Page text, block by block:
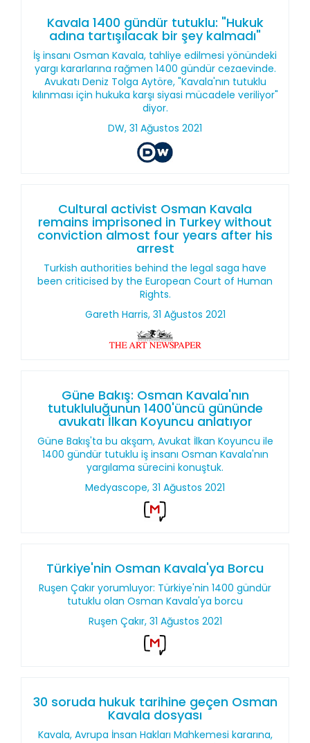
Kavala 1400 gündür tutuklu: "Hukuk
adına tartışılacak bir şey kalmadı"
İş insanı Osman Kavala, tahliye edilmesi yönündeki
yargı kararlarına rağmen 1400 gündür cezaevinde.
Avukatı Deniz Tolga Aytöre, "Kavala'nın tutuklu
kılınması için hukuka karşı siyasi mücadele veriliyor"
diyor.
DW, 31 Ağustos 2021
Cultural activist Osman Kavala
remains imprisoned in Turkey without
conviction almost four years after his
arrest
Turkish authorities behind the legal saga have
been criticised by the European Court of Human
Rights.
Gareth Harris, 31 Ağustos 2021
Güne Bakış: Osman Kavala'nın
tutukluluğunun 1400'üncü gününde
avukatı İlkan Koyuncu anlatıyor
Güne Bakış'ta bu akşam, Avukat İlkan Koyuncu ile
1400 gündür tutuklu iş insanı Osman Kavala'nın
yargılama sürecini konuştuk.
Medyascope, 31 Ağustos 2021
Türkiye'nin Osman Kavala'ya Borcu
Ruşen Çakır yorumluyor: Türkiye'nin 1400 gündür
tutuklu olan Osman Kavala'ya borcu
Ruşen Çakır, 31 Ağustos 2021
30 soruda hukuk tarihine geçen Osman
Kavala dosyası
Kavala, Avrupa İnsan Hakları Mahkemesi kararına,